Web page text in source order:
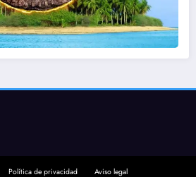
Política de privacidad Aviso legal